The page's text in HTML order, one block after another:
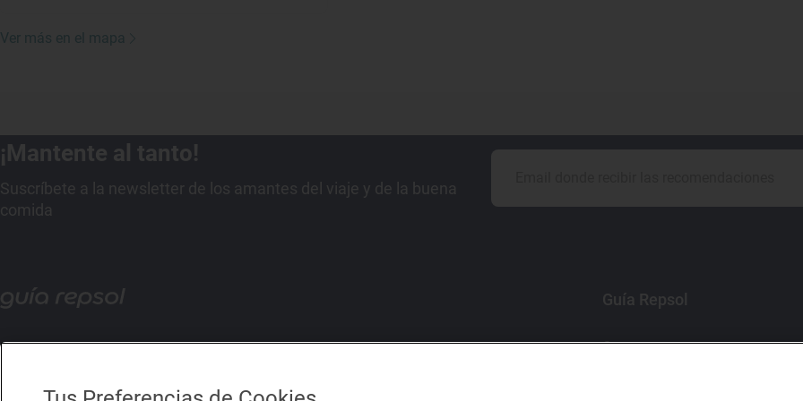
Ver más en el mapa
¡Mantente al tanto!
Suscríbete a la newsletter de los amantes del viaje y de la buena
comida
Guía Repsol
Comer